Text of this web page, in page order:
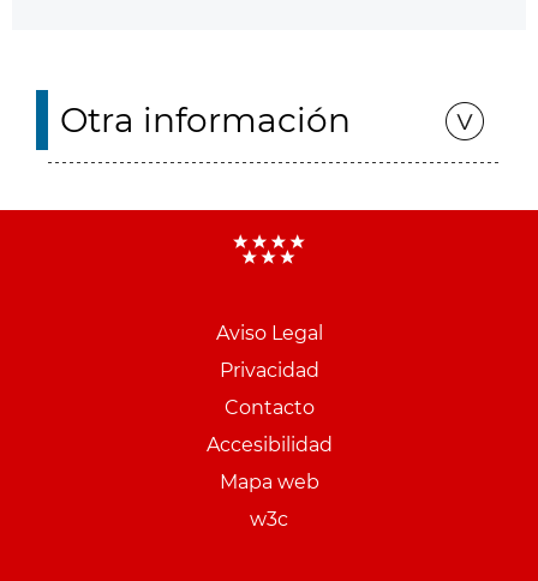
Otra información
Aviso Legal
Privacidad
Contacto
Accesibilidad
Mapa web
w3c